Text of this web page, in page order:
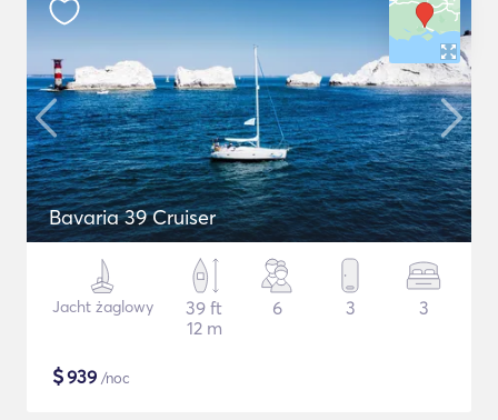
Bavaria 39 Cruiser
Jacht żaglowy
39 ft
12 m
6 3 3
$939 /noc